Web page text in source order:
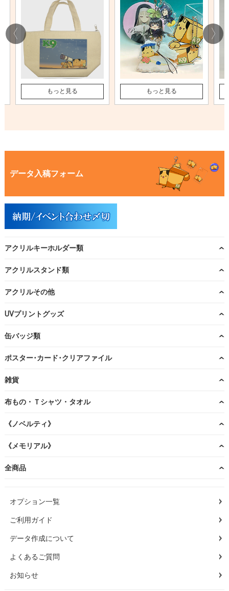
もっと見る もっと見る
データ入稿フォーム
アクリルキーホルダー類
アクリルスタンド類
アクリルその他
UVプリントグッズ
缶バッジ類
ポスター･カード･クリアファイル
雑貨
布もの・Ｔシャツ・タオル
《ノベルティ》
《メモリアル》
全商品
オプション一覧
ご利用ガイド
データ作成について
よくあるご質問
お知らせ